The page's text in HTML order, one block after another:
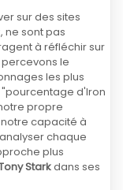
sur des sites
ne sont pas
à réfléchir sur
le
les plus
d'Iron
propre
capacité à
chaque
plus
Starkdans ses